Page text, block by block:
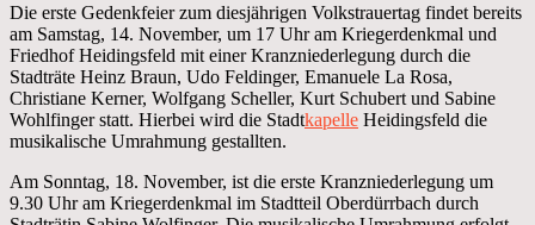
Die erste Gedenkfeier zum diesjährigen Volkstrauertag findet bereits
am Samstag, 14. November, um 17 Uhr am Kriegerdenkmal und
Friedhof Heidingsfeld mit einer Kranzniederlegung durch die
Stadträte Heinz Braun, Udo Feldinger, Emanuele La Rosa,
Christiane Kerner, Wolfgang Scheller, Kurt Schubert und Sabine
Wohlfinger statt. Hierbei wird die Stadtkapelle Heidingsfeld die
musikalische Umrahmung gestallten.
Am Sonntag, 18. November, ist die erste Kranzniederlegung um
9.30 Uhr am Kriegerdenkmal im Stadtteil Oberdürrbach durch